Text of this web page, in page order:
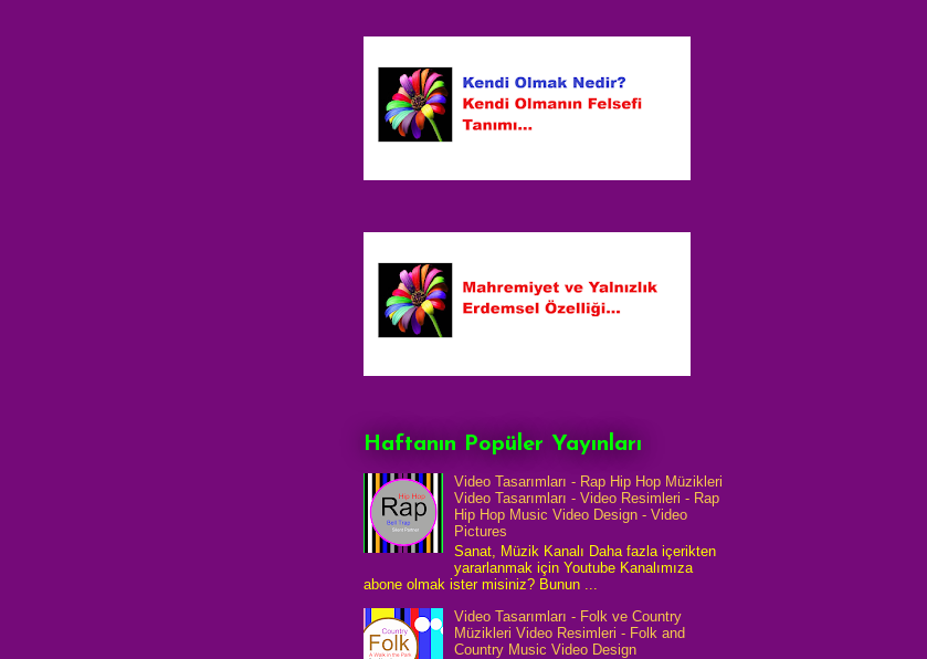
Haftanın Popüler Yayınları
Video Tasarımları - Rap Hip Hop Müzikleri
Video Tasarımları - Video Resimleri - Rap
Hip Hop Music Video Design - Video
Pictures
Sanat, Müzik Kanalı Daha fazla içerikten
yararlanmak için Youtube Kanalımıza
abone olmak ister misiniz? Bunun ...
Video Tasarımları - Folk ve Country
Müzikleri Video Resimleri - Folk and
Country Music Video Design